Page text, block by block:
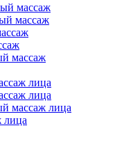
массаж
массаж
массаж
лица
лица
массаж лица
лица